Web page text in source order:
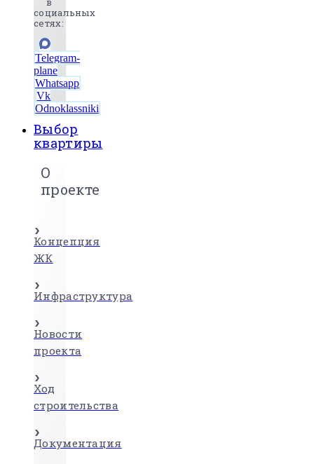
социальных
сетях:
Telegram-
plane
Whatsapp
Vk
Odnoklassniki
Выбор
квартиры
О
проекте
Концепция
ЖК
Инфраструктура
Новости
проекта
Ход
строительства
Документация